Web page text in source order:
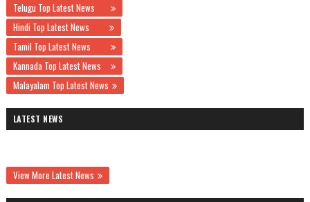
Telugu Top Latest News
Hindi Top Latest News
Tamil Top Latest News
Kannada Top Latest News
Malayalam Top Latest News
LATEST NEWS
View More Latest News